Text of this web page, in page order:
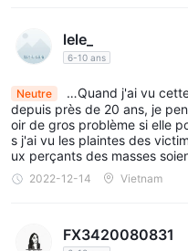
lele_
6-10 ans
Neutre
…Quand j'ai vu
depuis près de 20 ans, je
oir de gros problème si elle
s j'ai vu les plaintes des
ux perçants des masses
ites pas affaire avec cet
2022-12-14 Vietnam
FX3420080831